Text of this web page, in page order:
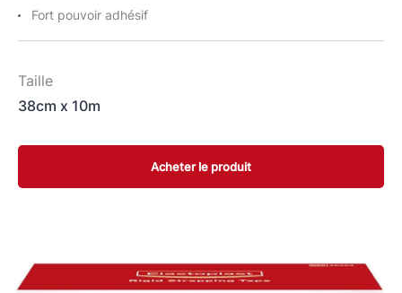
Fort pouvoir adhésif
Taille
38cm x 10m
Acheter le produit